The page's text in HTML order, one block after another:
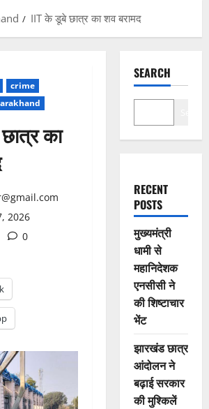
IIT के डूबे छात्र का शव बरामद
crime
का
2026
0
SEARCH
RECENT
POSTS
मुख्यमंत्री
धामी से
महानिदेशक
एनसीसी ने
की शिष्टाचार
भेंट
झारखंड छात्र
आंदोलन ने
बढ़ाई सरकार
की मुश्किलें